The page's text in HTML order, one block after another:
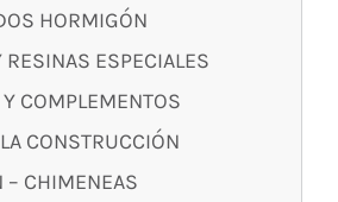
HORMIGÓN
RESINAS ESPECIALES
COMPLEMENTOS
CONSTRUCCIÓN
– CHIMENEAS